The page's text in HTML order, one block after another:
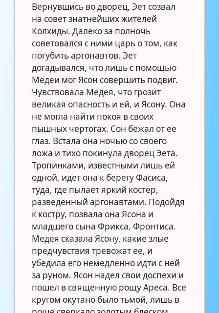
Вернувшись во дворец, Эет созвал
на совет знатнейших жителей
Колхиды. Далеко за полночь
советовался с ними царь о том, как
погубить аргонавтов. Эет
догадывался, что лишь с помощью
Медеи мог Ясон совершить подвиг.
Чувствовала Медея, что грозит
великая опасность и ей, и Ясону. Она
не могла найти покоя в своих
пышных чертогах. Сон бежал от ее
глаз. Встала она ночью со своего
ложа и тихо покинула дворец Эета.
Тропинками, известными лишь ей
одной, идет она к берегу Фасиса,
туда, где пылает яркий костер,
разведенный аргонавтами. Подойдя
к костру, позвала она Ясона и
младшего сына Фрикса, Фронтиса.
Медея сказала Ясону, какие злые
предчувствия тревожат ее, и
убедила его немедленно идти с ней
за руном. Ясон надел свои доспехи и
пошел в священную рощу Ареса. Все
кругом окутано было тьмой, лишь в